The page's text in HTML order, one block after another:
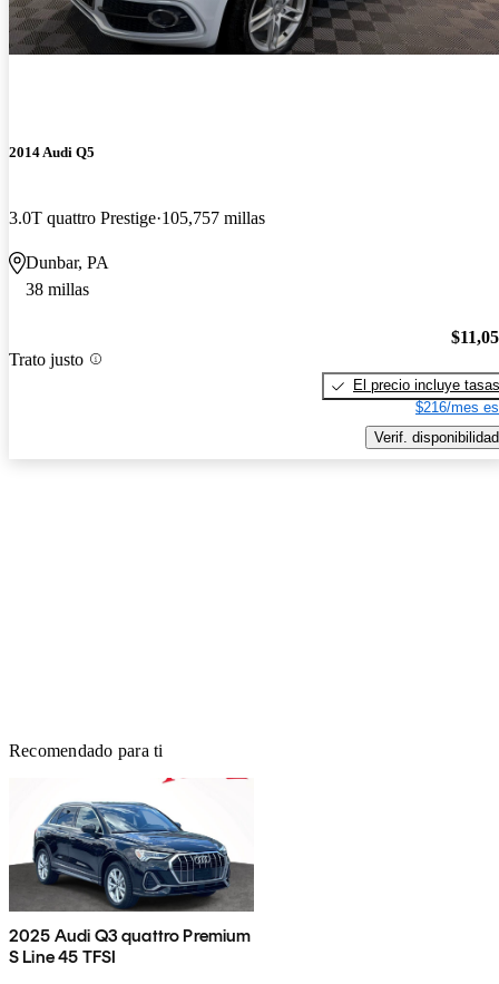
2014 Audi Q5
3.0T quattro Prestige 105,757 millas
Dunbar, PA
38 millas
Trato justo
El precio incluye tasas
$216/mes
Verif. disponibilidad
Recomendado para ti
2025 Audi Q3 quattro Premium
S Line 45 TFSI